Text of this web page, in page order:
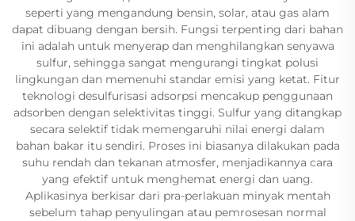
seperti yang mengandung bensin, solar, atau gas alam
dapat dibuang dengan bersih. Fungsi terpenting dari bahan
ini adalah untuk menyerap dan menghilangkan senyawa
sulfur, sehingga sangat mengurangi tingkat polusi
lingkungan dan memenuhi standar emisi yang ketat. Fitur
teknologi desulfurisasi adsorpsi mencakup penggunaan
adsorben dengan selektivitas tinggi. Sulfur yang ditangkap
secara selektif tidak memengaruhi nilai energi dalam
bahan bakar itu sendiri. Proses ini biasanya dilakukan pada
suhu rendah dan tekanan atmosfer, menjadikannya cara
yang efektif untuk menghemat energi dan uang.
Aplikasinya berkisar dari pra-perlakuan minyak mentah
sebelum tahap penyulingan atau pemrosesan normal